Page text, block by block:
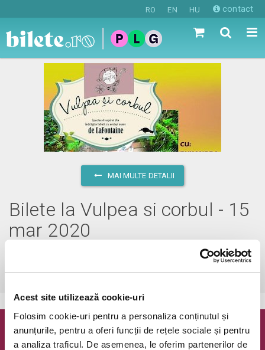
Acest site utilizează cookie-uri
Folosim cookie-uri pentru a personaliza conținutul și
anunțurile, pentru a oferi funcții de rețele sociale și pentru
a analiza traficul. De asemenea, le oferim partenerilor de
RO EN HU contact
MAI MULTE DETALII
Bilete la Vulpea si corbul - 15
mar 2020
Bucuresti, Teatrul Coquettevezi pe harta
Newsletter @ Bilete.ro